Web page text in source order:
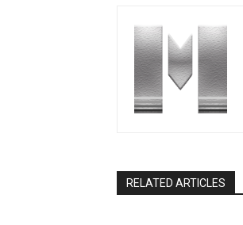
RELATED ARTICLES